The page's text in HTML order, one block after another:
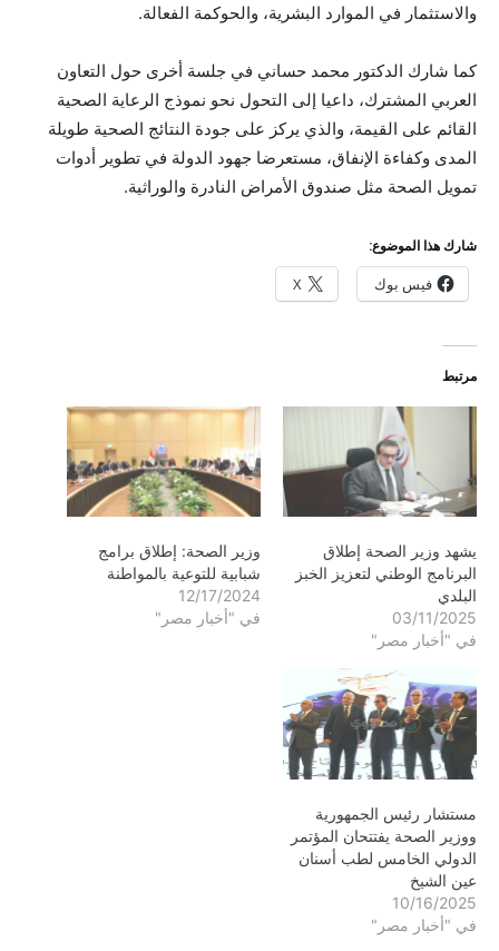
والاستثمار في الموارد البشرية، والحوكمة الفعالة.
كما شارك الدكتور محمد حساني في جلسة أخرى حول التعاون
العربي المشترك، داعيا إلى التحول نحو نموذج الرعاية الصحية
القائم على القيمة، والذي يركز على جودة النتائج الصحية طويلة
المدى وكفاءة الإنفاق، مستعرضا جهود الدولة في تطوير أدوات
تمويل الصحة مثل صندوق الأمراض النادرة والوراثية.
شارك هذا الموضوع:
فيس بوك X
مرتبط
يشهد وزير الصحة إطلاق
البرنامج الوطني لتعزيز الخبز
البلدي
03/11/2025
في "أخبار مصر"
وزير الصحة: ​​إطلاق برامج
شبابية للتوعية بالمواطنة
12/17/2024
في "أخبار مصر"
مستشار رئيس الجمهورية
ووزير الصحة يفتتحان المؤتمر
الدولي الخامس لطب أسنان
عين الشيخ
10/16/2025
في "أخبار مصر"